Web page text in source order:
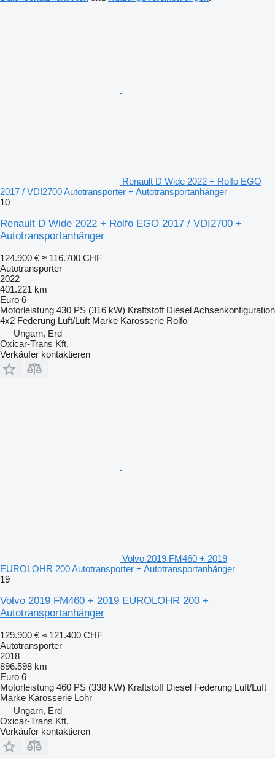
Renault D Wide 2022 + Rolfo EGO
2017 / VDI2700 Autotransporter + Autotransportanhänger
10
Renault D Wide 2022 + Rolfo EGO 2017 / VDI2700 +
Autotransportanhänger
124.900 € ≈ 116.700 CHF
Autotransporter
2022
401.221 km
Euro 6
Motorleistung 430 PS (316 kW) Kraftstoff DieselAchsenkonfiguration
4x2 Federung Luft/Luft Marke Karosserie Rolfo
Ungarn, Erd
Oxicar-Trans Kft.
Verkäufer kontaktieren
Volvo 2019 FM460 + 2019
EUROLOHR 200 Autotransporter + Autotransportanhänger
19
Volvo 2019 FM460 + 2019 EUROLOHR 200 +
Autotransportanhänger
129.900 € ≈ 121.400 CHF
Autotransporter
2018
896.598 km
Euro 6
Motorleistung 460 PS (338 kW) Kraftstoff Diesel Federung Luft/Luft
Marke Karosserie Lohr
Ungarn, Erd
Oxicar-Trans Kft.
Verkäufer kontaktieren